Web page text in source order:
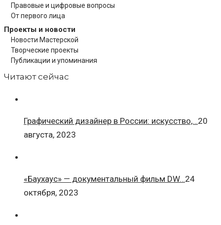
Правовые и цифровые вопросы
От первого лица
Проекты и новости
Новости Мастерской
Творческие проекты
Публикации и упоминания
Читают сейчас
Графический дизайнер в России: искусство,…20
августа, 2023
«Баухаус» — документальный фильм DW…24
октября, 2023